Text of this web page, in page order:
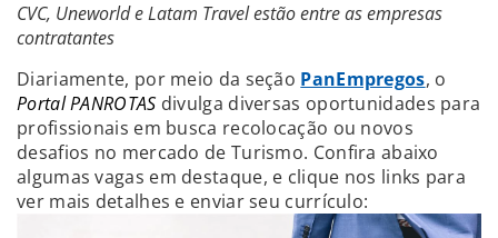
CVC, Uneworld e Latam Travel estão entre as empresas
contratantes
Diariamente, por meio da seção PanEmpregos, o
Portal PANROTAS divulga diversas oportunidades para
profissionais em busca recolocação ou novos
desafios no mercado de Turismo. Confira abaixo
algumas vagas em destaque, e clique nos links para
ver mais detalhes e enviar seu currículo: